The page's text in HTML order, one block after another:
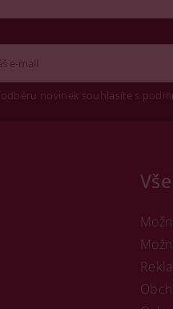
novinek souhlasíte s